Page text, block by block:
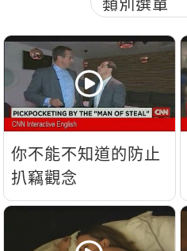
你不能不知道的防止
扒竊觀念